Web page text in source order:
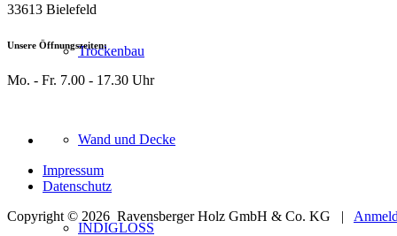
Trockenbau
Wand und Decke
INDIGLOSS
33613 Bielefeld
Unsere Öffnungszeiten:
Mo. - Fr. 7.00 - 17.30 Uhr
Impressum
Datenschutz
Copyright © 2026 Ravensberger Holz GmbH & Co. KG |